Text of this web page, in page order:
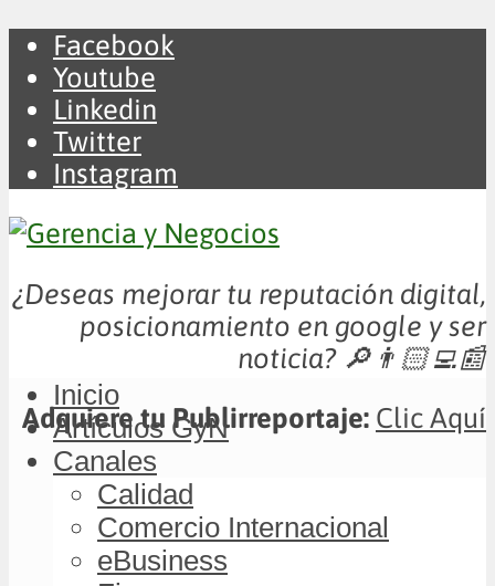
Facebook
Youtube
Linkedin
Twitter
Instagram
¿Deseas mejorar tu reputación digital,
posicionamiento en google y ser
noticia? 🔎👨🏻‍💻📰
Adquiere tu Publirreportaje: Clic Aquí
Inicio
Artículos GyN
Canales
Calidad
Comercio Internacional
eBusiness